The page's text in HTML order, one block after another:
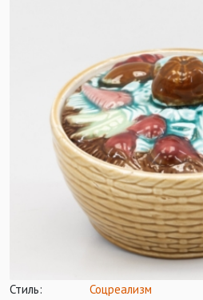
Стиль:
Соцреализм